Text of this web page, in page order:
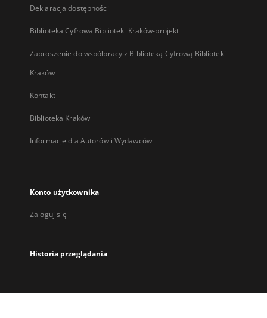
Deklaracja dostępności
Biblioteka Cyfrowa Biblioteki Kraków-projekt
Zaproszenie do współpracy z Biblioteką Cyfrową Biblioteki
Kraków
Kontakt
Biblioteka Kraków
Informacje dla Autorów i Wydawców
Konto użytkownika
Zaloguj się
Historia przeglądania